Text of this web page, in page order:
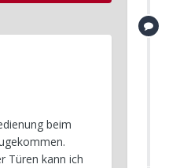
beim
Türen kann ich